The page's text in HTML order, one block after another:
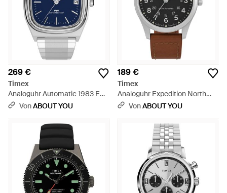
269 €
Timex
Analoguhr Automatic 1983 E
Line - Blau
VonABOUT YOU
189 €
Timex
Analoguhr Expedition North
Field Solar - Mehrfarbig
VonABOUT YOU